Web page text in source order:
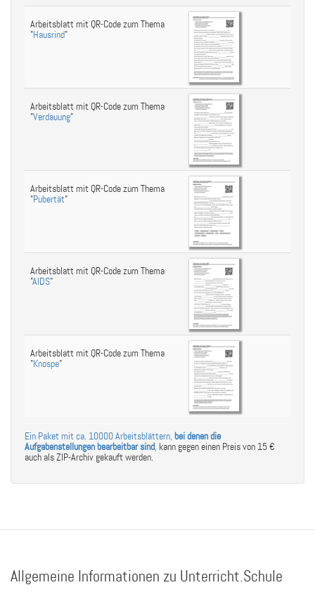
Arbeitsblatt mit QR-Code zum Thema
"Hausrind"
Arbeitsblatt mit QR-Code zum Thema
"Verdauung"
Arbeitsblatt mit QR-Code zum Thema
"Pubertät"
Arbeitsblatt mit QR-Code zum Thema
"AIDS"
Arbeitsblatt mit QR-Code zum Thema
"Knospe"
Ein Paket mit ca. 10000 Arbeitsblättern, bei denen die
Aufgabenstellungen bearbeitbar sind, kann gegen einen Preis von 15 €
auch als ZIP-Archiv gekauft werden.
Allgemeine Informationen zu Unterricht.Schule